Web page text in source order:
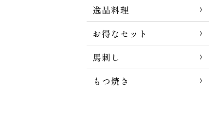
逸品料理
お得なセット
馬刺し
もつ焼き